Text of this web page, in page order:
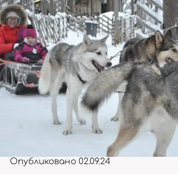
Опубликовано 02.09.24